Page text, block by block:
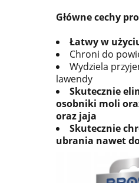
Główne cechy
Łatwy w
Chroni do
Wydziela
lawendy
Skutecznie
osobniki moli
oraz jaja
Skutecznie
ubrania nawet